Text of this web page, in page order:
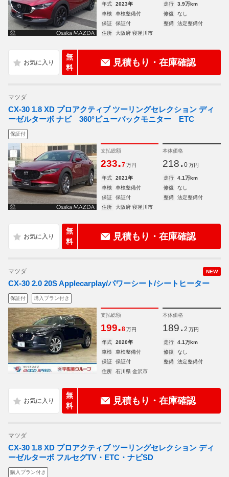
年式 2023年 走行
3.9万km
車検
車検整備付 修復
なし
保証
保証付 整備
法定整備付
住所
大阪府 寝屋川市
無
料
見積もり・在庫確認
マツダ
CX-30 1.8 XD プロアクティブ ツーリングセレクション ディ
ーゼルターボ ナビ 360°ビューバックモニター ETC
保証付
支払総額
233.7 万円
本体価格
218. 0 万円
年式 2021年 走行
4.1万km
車検
車検整備付 修復
なし
保証
保証付 整備
法定整備付
住所
大阪府 寝屋川市
無
料
見積もり・在庫確認
NEW
マツダ
CX-30 2.0 20S Applecarplay/パワーシート/シートヒーター
保証付 購入プラン付き
支払総額
199.8 万円
本体価格
189. 2 万円
年式 2020年 走行
4.1万km
車検
車検整備付 修復
なし
保証
保証付 整備
法定整備付
住所
石川県 金沢市
無
料
見積もり・在庫確認
マツダ
CX-30 1.8 XD プロアクティブ ツーリングセレクション ディ
ーゼルターボ フルセグTV・ETC・ナビSD
購入プラン付き